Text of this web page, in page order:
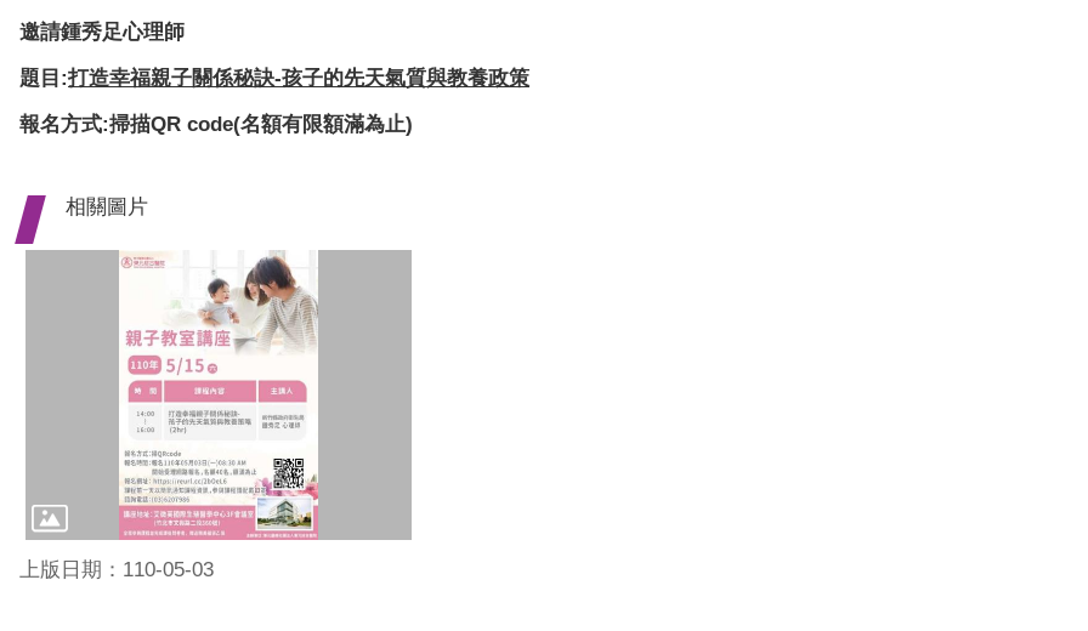
邀請鍾秀足心理師
題目:打造幸福親子關係秘訣-孩子的先天氣質與教養政策
報名方式:掃描QR code(名額有限額滿為止)
相關圖片
上版日期：110-05-03